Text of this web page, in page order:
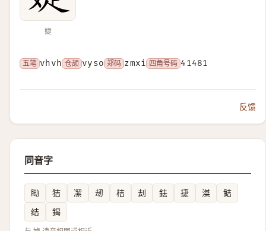
婕
五笔 vhvh 仓颉 vyso 郑码 zmxi 四角号码 41481
反馈
同音字
䀷 狤 㓗 刼 桔 刦 鉣 捷 滐
鲒
结
鍻